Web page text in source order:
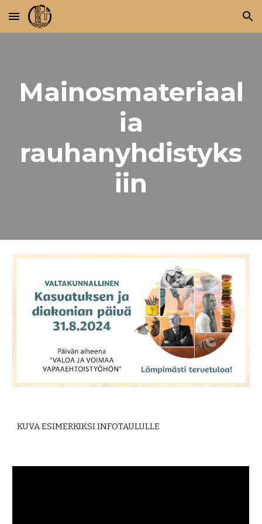
Skip to main content Skip to navigation
Mainosmateriaal
ia
rauhanyhdistyks
iin
KUVA ESIMERKIKSI INFOTAULULLE